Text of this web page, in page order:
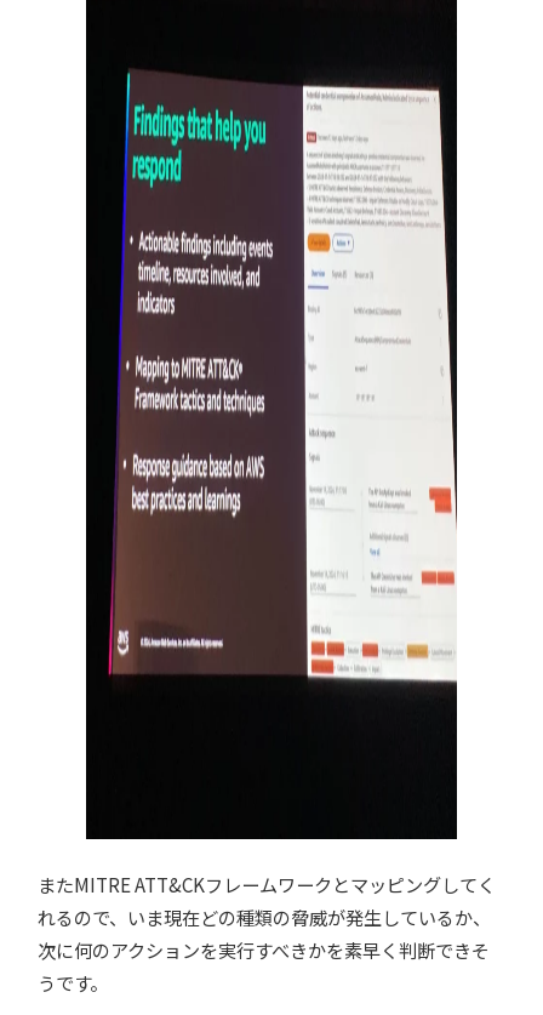
またMITRE ATT&CKフレームワークとマッピングしてく
れるので、いま現在どの種類の脅威が発生しているか、
次に何のアクションを実行すべきかを素早く判断できそ
うです。